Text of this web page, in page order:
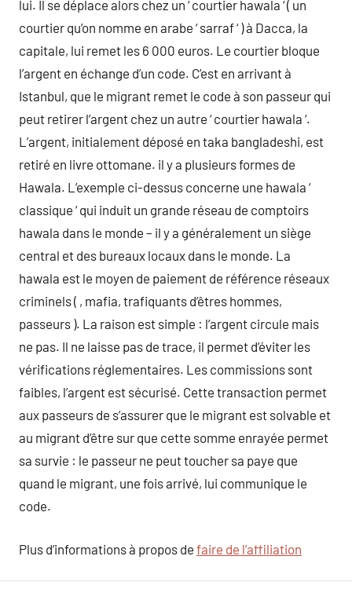
lui. Il se déplace alors chez un ‘ courtier hawala ‘ ( un
courtier qu’on nomme en arabe ‘ sarraf ‘ ) à Dacca, la
capitale, lui remet les 6 000 euros. Le courtier bloque
l’argent en échange d’un code. C’est en arrivant à
Istanbul, que le migrant remet le code à son passeur qui
peut retirer l’argent chez un autre ‘ courtier hawala ‘.
L’argent, initialement déposé en taka bangladeshi, est
retiré en livre ottomane. il y a plusieurs formes de
Hawala. L’exemple ci-dessus concerne une hawala ‘
classique ‘ qui induit un grande réseau de comptoirs
hawala dans le monde – il y a généralement un siège
central et des bureaux locaux dans le monde. La
hawala est le moyen de paiement de référence réseaux
criminels ( , mafia, trafiquants d’êtres hommes,
passeurs ). La raison est simple : l’argent circule mais
ne pas. Il ne laisse pas de trace, il permet d’éviter les
vérifications réglementaires. Les commissions sont
faibles, l’argent est sécurisé. Cette transaction permet
aux passeurs de s’assurer que le migrant est solvable et
au migrant d’être sur que cette somme enrayée permet
sa survie : le passeur ne peut toucher sa paye que
quand le migrant, une fois arrivé, lui communique le
code.
Plus d’informations à propos de faire de l’affiliation